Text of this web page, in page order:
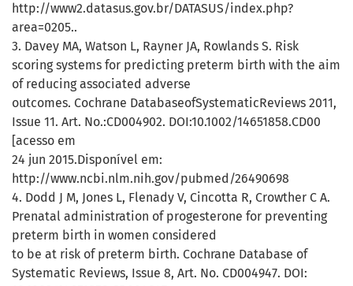
http://www2.datasus.gov.br/DATASUS/index.php?
area=0205..
3. Davey MA, Watson L, Rayner JA, Rowlands S. Risk
scoring systems for predicting preterm birth with the aim
of reducing associated adverse
outcomes. Cochrane DatabaseofSystematicReviews 2011,
Issue 11. Art. No.:CD004902. DOI:10.1002/14651858.CD00
[acesso em
24 jun 2015.Disponível em:
http://www.ncbi.nlm.nih.gov/pubmed/26490698
4. Dodd J M, Jones L, Flenady V, Cincotta R, Crowther C A.
Prenatal administration of progesterone for preventing
preterm birth in women considered
to be at risk of preterm birth. Cochrane Database of
Systematic Reviews, Issue 8, Art. No. CD004947. DOI: